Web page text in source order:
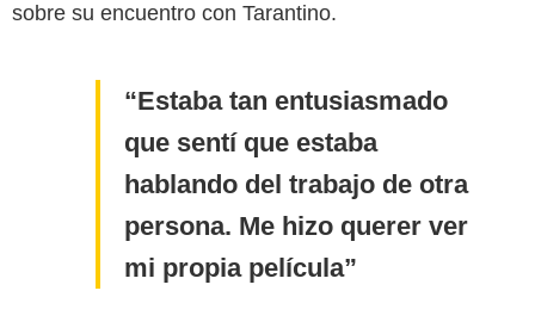
sobre su encuentro con Tarantino.
Estaba tan entusiasmado
que sentí que estaba
hablando del trabajo de otra
persona. Me hizo querer ver
mi propia película